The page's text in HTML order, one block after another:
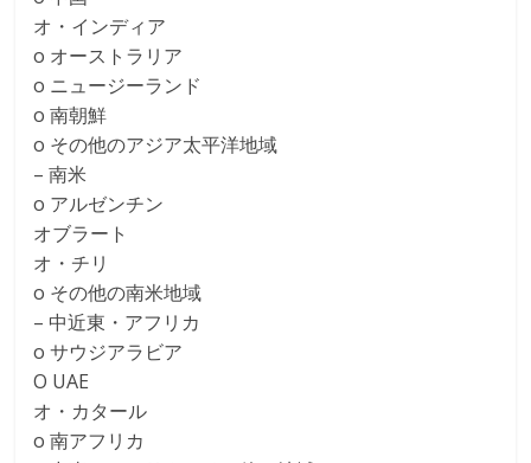
オ・インディア
o オーストラリア
o ニュージーランド
o 南朝鮮
o その他のアジア太平洋地域
– 南米
o アルゼンチン
オブラート
オ・チリ
o その他の南米地域
– 中近東・アフリカ
o サウジアラビア
O UAE
オ・カタール
o 南アフリカ